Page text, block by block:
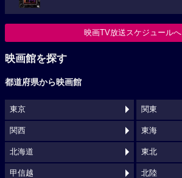
映画TV放送スケジュールへ
映画館を探す
都道府県から映画館
東京 関東
関西 東海
北海道 東北
甲信越 北陸